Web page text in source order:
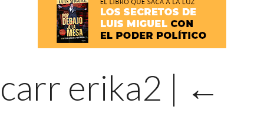
carr erika2 | ←